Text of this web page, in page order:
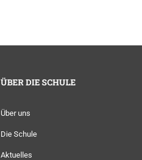
ÜBER DIE SCHULE
Über uns
Die Schule
Aktuelles